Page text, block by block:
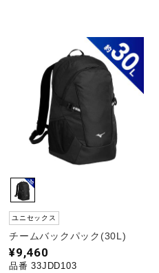
ユニセックス
チームバックパック(30L)
¥9,460
品番 33JDD103